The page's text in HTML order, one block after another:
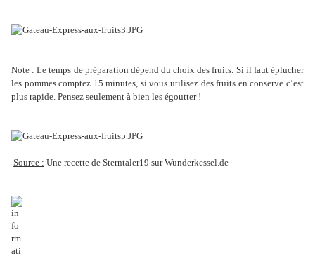
Note : Le temps de préparation dépend du choix des fruits. Si il faut éplucher
les pommes comptez 15 minutes, si vous utilisez des fruits en conserve c’est
plus rapide. Pensez seulement à bien les égoutter !
Source : Une recette de Sterntaler19 sur Wunderkessel.de